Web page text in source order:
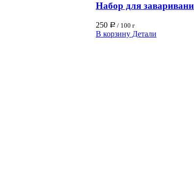
Набор для
250 Р / 100 г
В корзину Детали